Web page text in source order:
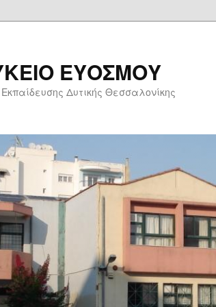
ΕΥΟΣΜΟΥ
Δυτικής Θεσσαλονίκης